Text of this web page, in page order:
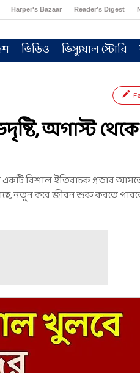
Harper's Bazaar Reader’s Digest
ভিডিও ভিস্যুয়াল স্টোরি
অগাস্ট থেকে
বিশাল ইতিবাচক প্রভাব
নতুন করে জীবন শুরু করতে